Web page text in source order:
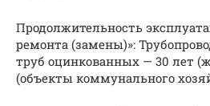
Продолжительность
ремонта (замены)»:
труб оцинкованных — 30 лет
(объекты коммунального